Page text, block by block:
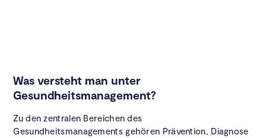
Was versteht man unter
Gesundheitsmanagement?
Zu den zentralen Bereichen des
Gesundheitsmanagements gehören Prävention, Diagnose